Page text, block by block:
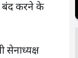
बंद करने के
सेनाध्यक्ष